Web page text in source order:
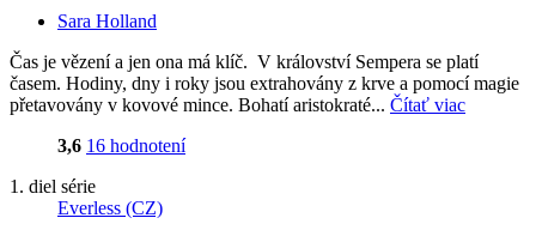
Sara Holland
Čas je vězení a jen ona má klíč. V království Sempera se platí
časem. Hodiny, dny i roky jsou extrahovány z krve a pomocí magie
přetavovány v kovové mince. Bohatí aristokraté... Čítať viac
3,6 16 hodnotení
1. diel série
Everless (CZ)